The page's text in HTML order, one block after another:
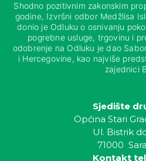
Shodno pozitivnim zakonskim
godine, Izvršni odbor Medžlisa
donio je Odluku o osnivanju
pogrebne usluge, trgovinu i
odobrenje na Odluku je dao
i Hercegovine, kao najviše
zajednici
Sjedište
Općina Stari
Ul. Bistrik
71000
Kontakt